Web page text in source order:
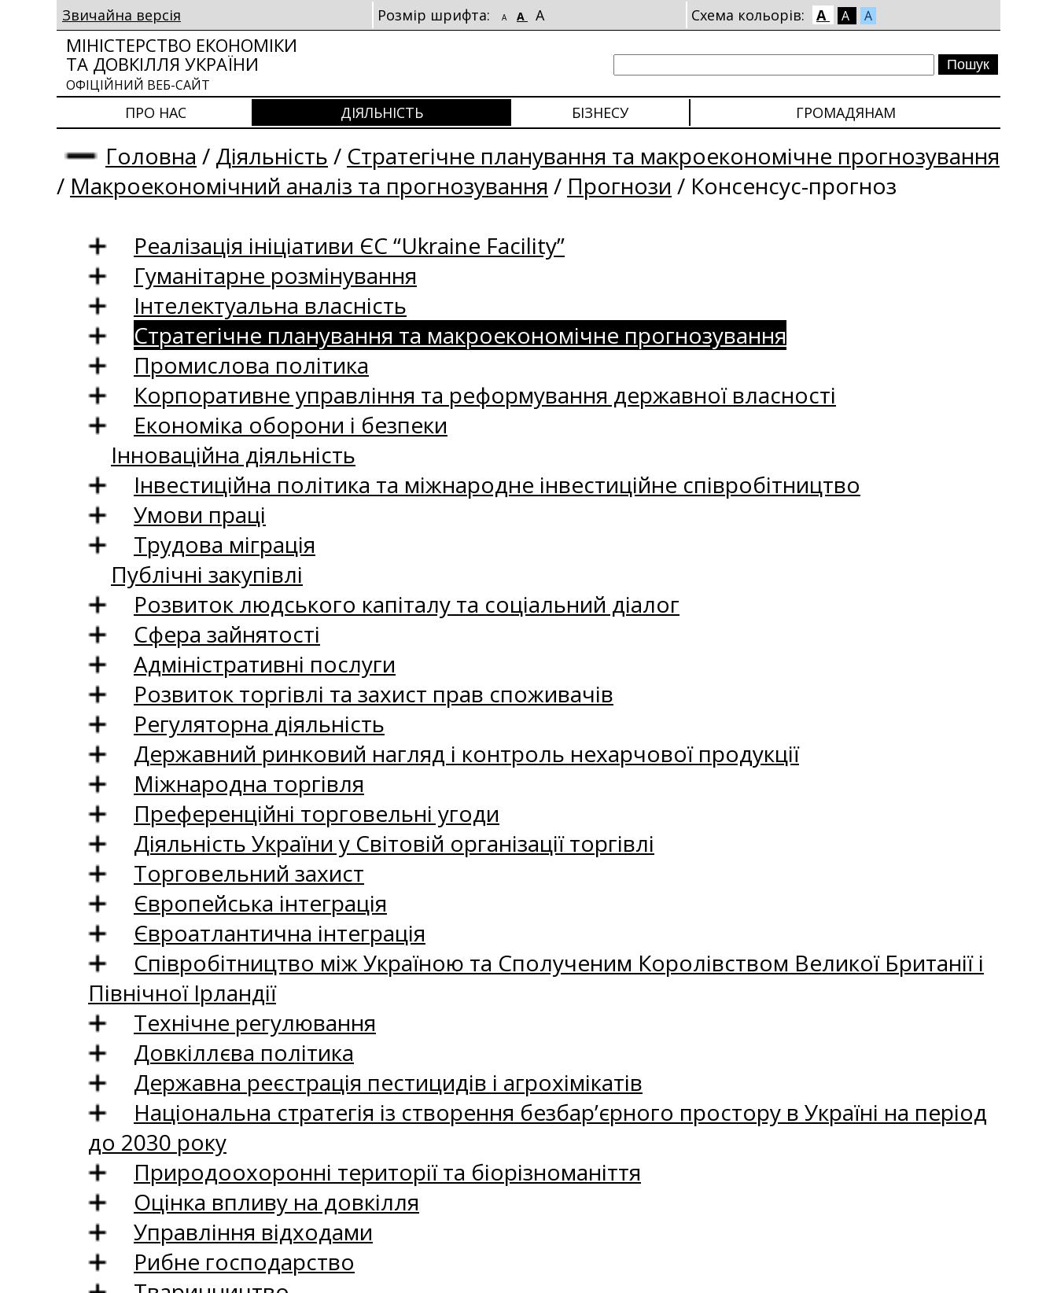
Звичайна версія Розмір шрифта: A A A Схема кольорів: A A A
МІНІСТЕРСТВО ЕКОНОМІКИ
ТА ДОВКІЛЛЯ УКРАЇНИ
ОФІЦІЙНИЙ ВЕБ-САЙТ
ПРО НАС ДІЯЛЬНІСТЬ БІЗНЕСУ ГРОМАДЯНАМ
Головна / Діяльність / Стратегічне планування та макроекономічне прогнозування
/ Макроекономічний аналіз та прогнозування / Прогнози / Консенсус-прогноз
Реалізація ініціативи ЄС “Ukraine Facility”
Гуманітарне розмінування
Інтелектуальна власність
Стратегічне планування та макроекономічне прогнозування
Промислова політика
Корпоративне управління та реформування державної власності
Економіка оборони і безпеки
Інноваційна діяльність
Інвестиційна політика та міжнародне інвестиційне співробітництво
Умови праці
Трудова міграція
Публічні закупівлі
Розвиток людського капіталу та соціальний діалог
Сфера зайнятості
Адміністративні послуги
Розвиток торгівлі та захист прав споживачів
Регуляторна діяльність
Державний ринковий нагляд і контроль нехарчової продукції
Міжнародна торгівля
Преференційні торговельні угоди
Діяльність України у Світовій організації торгівлі
Торговельний захист
Європейська інтеграція
Євроатлантична інтеграція
Співробітництво між Україною та Сполученим Королівством Великої Британії і
Північної Ірландії
Технічне регулювання
Довкіллєва політика
Державна реєстрація пестицидів і агрохімікатів
Національна стратегія із створення безбар’єрного простору в Україні на період
до 2030 року
Природоохоронні території та біорізноманіття
Оцінка впливу на довкілля
Управління відходами
Рибне господарство